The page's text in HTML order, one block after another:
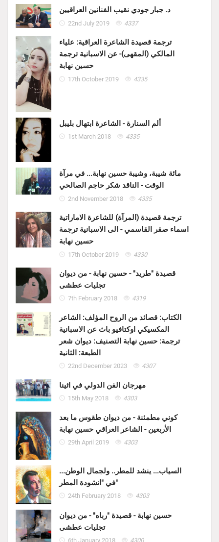
د. جبار جودي نقيب الفنانين العراقيين
22nd July 2019 4337
ترجمة قصيدة الشاعرة العراقية: علياء
المالكي (المقهى)- عن الاسبانية ترجمة
حسين نهابة
17th October 2019 4335
ألم السنارة - الشاعرة ابتهال بليبل
1st March 2018 4335
مائة شيبة، وشيبة حسين نهابة... في مرآة
الوقت - الناقد شكر حاجم الصالحي
2nd November 2018 4335
ترجمة قصيدة (المرآة) للشاعرة الاماراتية
اسماء صقر القاسمي - الى الاسبانية ترجمة
حسين نهابة
17th October 2019 4330
قصيدة "طريد" - حسين نهابة - من ديوان
تجليات عطشى
7th February 2018 4319
الكتاب: قصائد من الروح المؤلف: الشاعر
المكسيكي اوكتافيو باث عن الاسبانية
ترجمة: حسين نهابة التصنيف: ديوان شعر
الطبعة: الثانية
22nd December 2023 4307
مهرجان الفن الدولي في اثينا
15th May 2018 4303
كوني مطمئنة - من ديوان طقوس ما بعد
الأربعين - الشاعر العراقي حسين نهابة
29th April 2019 4303
السياب... ينشد للمطر.. ولجمال الوطن...
في "انشودة المطر"
24th February 2018 4303
حسين نهابة - قصيدة "رباه" - من ديوان
تجليات عطشى
6th January 2018 4300